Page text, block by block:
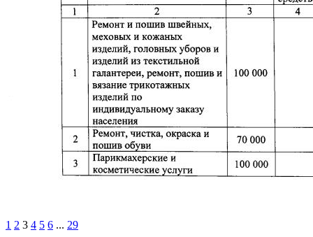
1 2 3 4 5 6 ... 29